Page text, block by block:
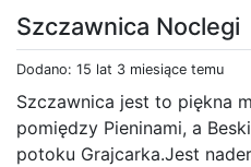
Szczawnica Noclegi
Dodano: 15 lat 3 miesiące temu
Szczawnica jest to piękna
pomiędzy Pieninami, a
potoku Grajcarka.Jest